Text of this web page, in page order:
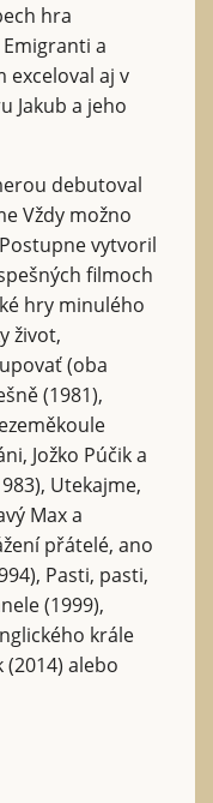
hra
a
exceloval aj v
Jakub a jeho
debutoval
Vždy možno
vytvoril
filmoch
hry minulého
život,
(oba
(1981),
Jožko Púčik a
Utekajme,
Max a
přátelé, ano
Pasti, pasti,
(1999),
krále
(2014) alebo